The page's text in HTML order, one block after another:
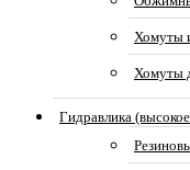
Хомуты
Хомуты
Гидравлика